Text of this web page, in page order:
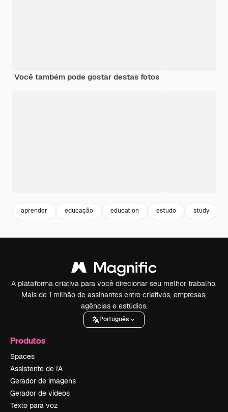
Você também pode gostar destas fotos
aprender educação education estudo study
A plataforma criativa para você direcionar seu melhor trabalho.
Mais de 1 milhão de assinantes entre criativos, empresas,
agências e estúdios.
Português
Produtos
Spaces
Assistente de IA
Gerador de imagens
Gerador de vídeos
Texto para voz